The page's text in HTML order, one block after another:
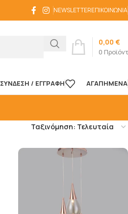
NEWSLETTERΕΠΙΚΟΙΝΩΝΊΑ
0
0,00 €
ΣΎΝΔΕΣΗ / ΕΓΓΡΑΦΉ ΑΓΑΠΗΜΈΝΑ